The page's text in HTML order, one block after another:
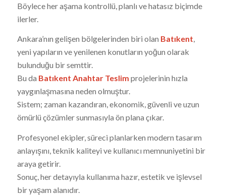
Böylece her aşama kontrollü, planlı ve hatasız biçimde
ilerler.
Ankara’nın gelişen bölgelerinden biri olan Batıkent,
yeni yapıların ve yenilenen konutların yoğun olarak
bulunduğu bir semttir.
Bu da Batıkent Anahtar Teslim projelerinin hızla
yaygınlaşmasına neden olmuştur.
Sistem; zaman kazandıran, ekonomik, güvenli ve uzun
ömürlü çözümler sunmasıyla ön plana çıkar.
Profesyonel ekipler, süreci planlarken modern tasarım
anlayışını, teknik kaliteyi ve kullanıcı memnuniyetini bir
araya getirir.
Sonuç, her detayıyla kullanıma hazır, estetik ve işlevsel
bir yaşam alanıdır.